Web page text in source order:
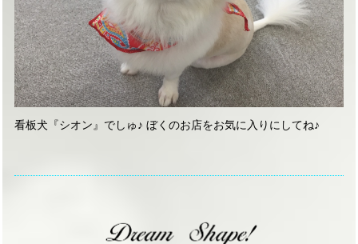
看板犬『シオン』でしゅ♪ ぼくのお店をお気に入りにしてね♪